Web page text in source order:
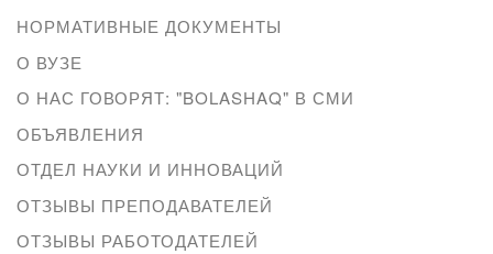
НОРМАТИВНЫЕ ДОКУМЕНТЫ
О ВУЗЕ
О НАС ГОВОРЯТ: "BOLASHAQ" В СМИ
ОБЪЯВЛЕНИЯ
ОТДЕЛ НАУКИ И ИННОВАЦИЙ
ОТЗЫВЫ ПРЕПОДАВАТЕЛЕЙ
ОТЗЫВЫ РАБОТОДАТЕЛЕЙ